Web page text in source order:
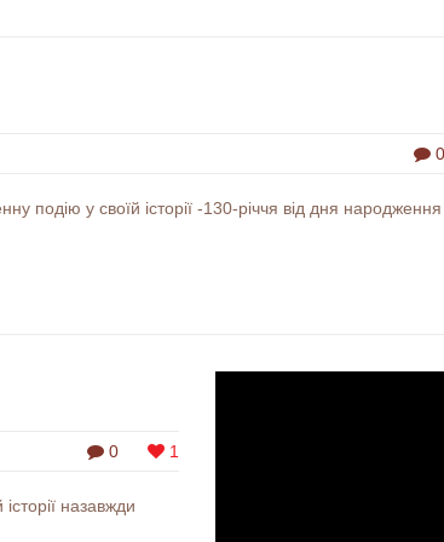
0
подію у своїй історії -130-річчя від дня народження
0
1
назавжди